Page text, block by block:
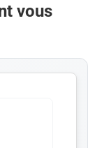
vous